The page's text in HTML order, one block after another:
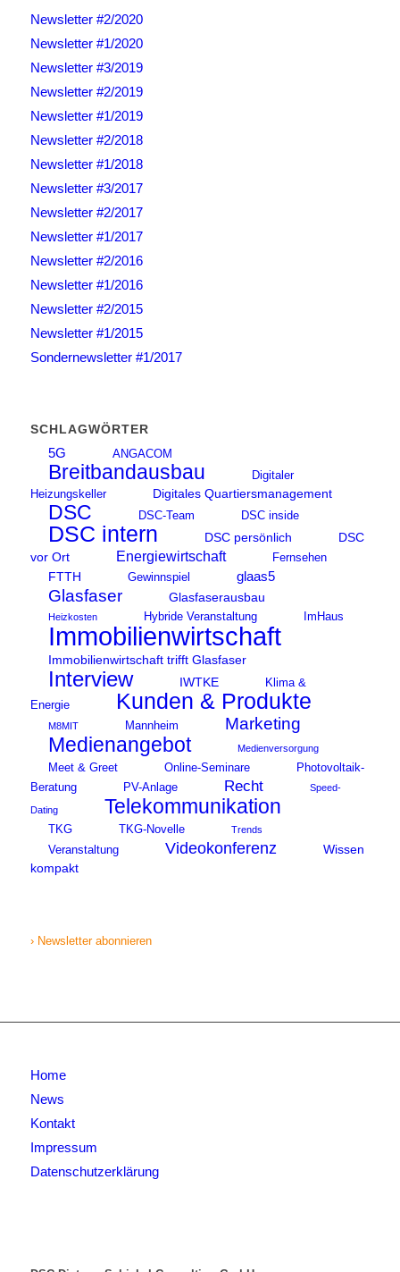
Newsletter #2/2020
Newsletter #1/2020
Newsletter #3/2019
Newsletter #2/2019
Newsletter #1/2019
Newsletter #2/2018
Newsletter #1/2018
Newsletter #3/2017
Newsletter #2/2017
Newsletter #1/2017
Newsletter #2/2016
Newsletter #1/2016
Newsletter #2/2015
Newsletter #1/2015
Sondernewsletter #1/2017
SCHLAGWÖRTER
5G ANGACOM
Breitbandausbau
Digitaler
Heizungskeller
Digitales Quartiersmanagement
DSC DSC-Team DSC inside
DSC intern DSC persönlich
DSC
vor Ort
Energiewirtschaft Fernsehen
FTTH Gewinnspiel glaas5
Glasfaser Glasfaserausbau
Heizkosten Hybride Veranstaltung ImHaus
Immobilienwirtschaft
Immobilienwirtschaft trifft Glasfaser
Interview IWTKE
Klima &
Energie
Kunden & Produkte
M8MIT Mannheim Marketing
Medienangebot Medienversorgung
Meet & Greet Online-Seminare
Photovoltaik-
Beratung
PV-Anlage Recht Speed-
Dating Telekommunikation
TKG TKG-Novelle Trends
Veranstaltung Videokonferenz
Wissen
kompakt
› Newsletter abonnieren
Home
News
Kontakt
Impressum
Datenschutzerklärung